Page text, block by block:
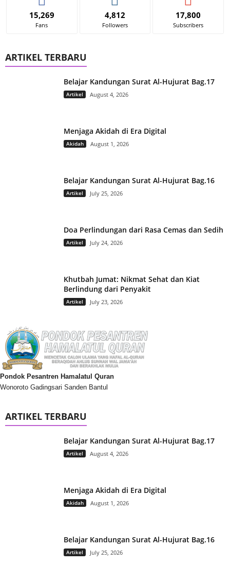
15,269
Fans
4,812
Followers
17,800
Subscribers
ARTIKEL TERBARU
Belajar Kandungan Surat Al-Hujurat Bag.17
Artikel August 4, 2026
Menjaga Akidah di Era Digital
Akidah August 1, 2026
Belajar Kandungan Surat Al-Hujurat Bag.16
Artikel July 25, 2026
Doa Perlindungan dari Rasa Cemas dan Sedih
Artikel July 24, 2026
Khutbah Jumat: Nikmat Sehat dan Kiat
Berlindung dari Penyakit
Artikel July 23, 2026
Pondok Pesantren Hamalatul Quran
Wonoroto Gadingsari Sanden Bantul
ARTIKEL TERBARU
Belajar Kandungan Surat Al-Hujurat Bag.17
Artikel August 4, 2026
Menjaga Akidah di Era Digital
Akidah August 1, 2026
Belajar Kandungan Surat Al-Hujurat Bag.16
Artikel July 25, 2026